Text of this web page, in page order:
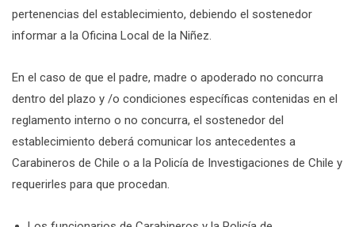
pertenencias del establecimiento, debiendo el sostenedor
informar a la Oficina Local de la Niñez.
En el caso de que el padre, madre o apoderado no concurra
dentro del plazo y /o condiciones específicas contenidas en el
reglamento interno o no concurra, el sostenedor del
establecimiento deberá comunicar los antecedentes a
Carabineros de Chile o a la Policía de Investigaciones de Chile y
requerirles para que procedan.